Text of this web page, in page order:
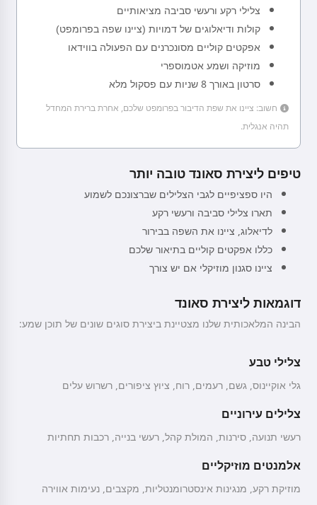
צלילי רקע ורעשי סביבה מציאותיים
קולות ודיאלוגים של דמויות (ציינו שפה בפרומפט)
אפקטים קוליים מסונכרנים עם הפעולה בווידאו
מוזיקה ושמע אטמוספרי
סרטון באורך 8 שניות עם פסקול מלא
חשוב: ציינו את שפת הדיבור בפרומפט שלכם, אחרת ברירת המחדל
תהיה אנגלית.
טיפים ליצירת סאונד טובה יותר
היו ספציפיים לגבי הצלילים שברצונכם לשמוע
תארו צלילי סביבה ורעשי רקע
לדיאלוג, ציינו את השפה בבירור
כללו אפקטים קוליים בתיאור שלכם
ציינו סגנון מוזיקלי אם יש צורך
דוגמאות ליצירת סאונד
הבינה המלאכותית שלנו מצטיינת ביצירת סוגים שונים של תוכן שמע:
צלילי טבע
גלי אוקיינוס, גשם, רעמים, רוח, ציוץ ציפורים, רשרוש עלים
צלילים עירוניים
רעשי תנועה, סירנות, המולת קהל, רעשי בנייה, רכבות תחתיות
אלמנטים מוזיקליים
מוזיקת רקע, מנגינות אינסטרומנטליות, מקצבים, נעימות אווירה
אני מספרת סיפורי לילה טוב
קסומים לילדים שלכם 🌟